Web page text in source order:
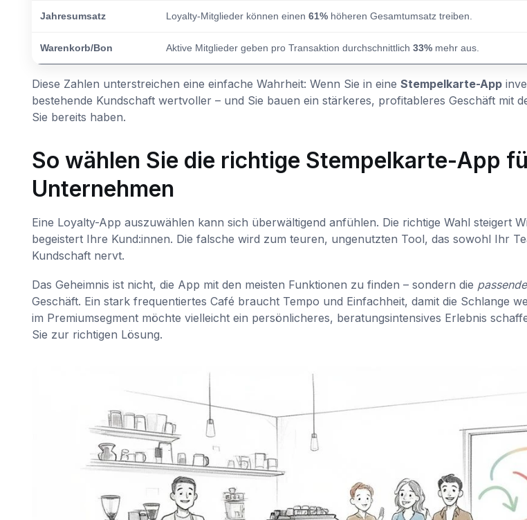
Jahresumsatz Loyalty-Mitglieder können einen 61%höheren Gesamtumsatz treiben.
Warenkorb/Bon Aktive Mitglieder geben pro Transaktion durchschnittlich 33%mehr aus.
Diese Zahlen unterstreichen eine einfache Wahrheit: Wenn Sie in eine Stempelkarte-App
bestehende Kundschaft wertvoller – und Sie bauen ein stärkeres, profitableres Geschäft mit
Sie bereits haben.
So wählen Sie die richtige Stempelkarte-App
Unternehmen
Eine Loyalty-App auszuwählen kann sich überwältigend anfühlen. Die richtige Wahl steigert
begeistert Ihre Kund:innen. Die falsche wird zum teuren, ungenutzten Tool, das sowohl Ihr
Kundschaft nervt.
Das Geheimnis ist nicht, die App mit den meisten Funktionen zu finden – sondern die passende
Geschäft. Ein stark frequentiertes Café braucht Tempo und Einfachheit, damit die Schlange
im Premiumsegment möchte vielleicht ein persönlicheres, beratungsintensives Erlebnis
Sie zur richtigen Lösung.